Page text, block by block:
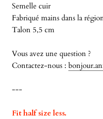
Semelle cuir
Fabriqué mains dans la
Talon 5,5 cm
Vous avez une question ?
Contactez-nous :
---
Fit half size less.